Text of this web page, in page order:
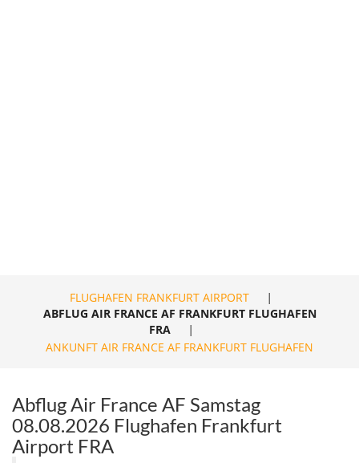
FLUGHAFEN FRANKFURT AIRPORT
|
ABFLUG AIR FRANCE AF FRANKFURT FLUGHAFEN
FRA
|
ANKUNFT AIR FRANCE AF FRANKFURT FLUGHAFEN
Abflug Air France AF Samstag
08.08.2026 Flughafen Frankfurt
Airport FRA